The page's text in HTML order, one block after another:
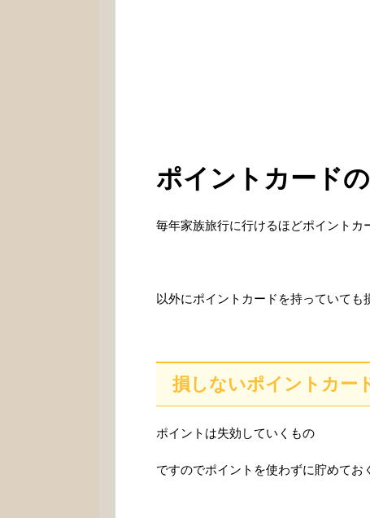
ポイントカード
毎年家族旅行に行けるほどポイントカ
以外にポイントカードを持っていても
損しないポイントカー
ポイントは失効していくもの
ですのでポイントを使わずに貯めてお